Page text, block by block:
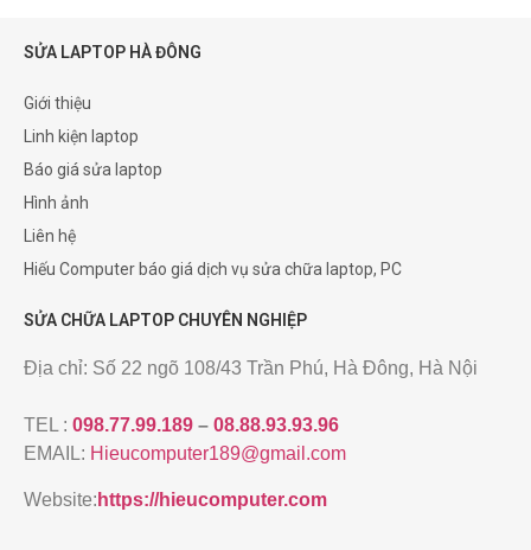
SỬA LAPTOP HÀ ĐÔNG
Giới thiệu
Linh kiện laptop
Báo giá sửa laptop
Hình ảnh
Liên hệ
Hiếu Computer báo giá dịch vụ sửa chữa laptop, PC
SỬA CHỮA LAPTOP CHUYÊN NGHIỆP
Địa chỉ: Số 22 ngõ 108/43 Trần Phú, Hà Đông, Hà Nội
TEL : 098.77.99.189 – 08.88.93.93.96
EMAIL: Hieucomputer189@gmail.com
Website: https://hieucomputer.com